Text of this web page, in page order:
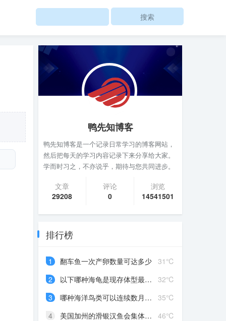
Search
鸭先知博客
鸭先知博客是一个记录日常学习的博客网站，
然后把每天的学习内容记录下来分享给大家。
学而时习之，不亦说乎，期待与您共同进步。
文章
29208
评论
0
浏览
14541501
排行榜
31℃
1
翻车鱼一次产卵数量可达多少
32℃
2
以下哪种海龟是现存体型最大的种类
35℃
3
哪种海洋鸟类可以连续数月不落地
46℃
4
美国加州的滑银汉鱼会集体冲上海滩，目的是